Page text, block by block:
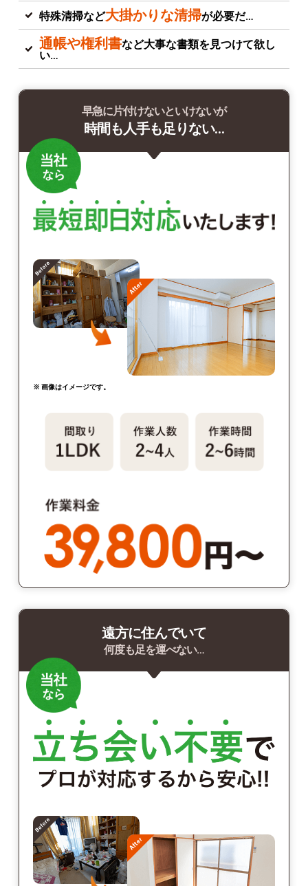
特殊清掃など大掛かりな清掃が必要だ…
通帳や権利書など大事な書類を見つけて欲し
い…
早急に片付けないといけないが
時間も人手も足りない…
※ 画像はイメージです。
遠方に住んでいて
何度も足を運べない…